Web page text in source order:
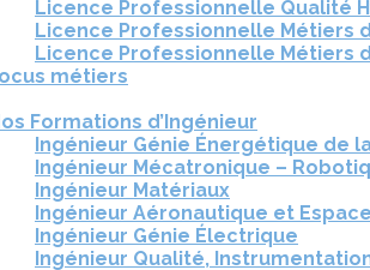
Licence Professionnelle Qualité
Licence Professionnelle Métiers
Licence Professionnelle Métiers
métiers
Formations d’Ingénieur
Ingénieur Génie Énergétique de
Ingénieur Mécatronique –
Ingénieur Matériaux
Ingénieur Aéronautique et Espace
Ingénieur Génie Électrique
Ingénieur Qualité,